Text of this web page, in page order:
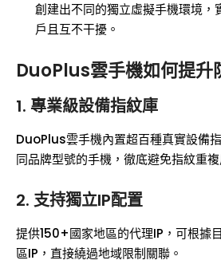
創建出不同的獨立虛擬手機環境，
戶且互不干擾。
DuoPlus雲手機如何提升
1. 專業級設備指紋庫
DuoPlus雲手機內置超百種真實設備
同品牌型號的手機，徹底避免指紋重複
2. 支持獨立IP配置
提供150+國家地區的代理IP，可根據
區IP，直接繞過地域限制關聯。